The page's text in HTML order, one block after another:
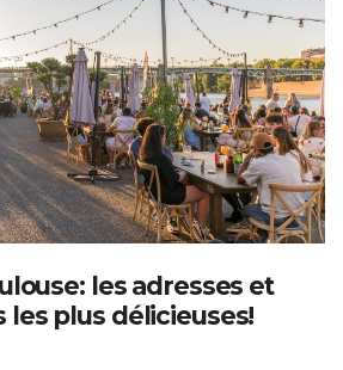
les adresses et
les plus délicieuses!